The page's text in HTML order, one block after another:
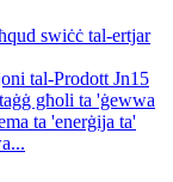
tal-Prodott Jn15
għoli ta 'ġewwa
ta 'enerġija ta'